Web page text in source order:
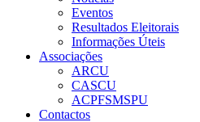
Eventos
Resultados Eleitorais
Informações Úteis
Associações
ARCU
CASCU
ACPFSMSPU
Contactos